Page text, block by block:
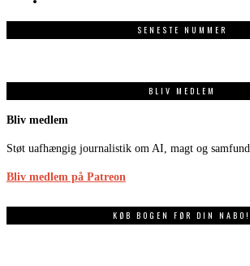
SENESTE NUMMER
BLIV MEDLEM
Bliv medlem
Støt uafhængig journalistik om AI, magt og samfund.
Bliv medlem på Patreon
KØB BOGEN FØR DIN NABO!